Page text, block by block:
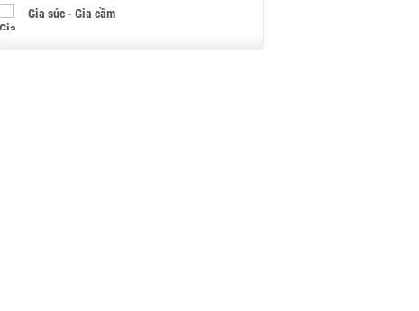
Gia súc - Gia cầm